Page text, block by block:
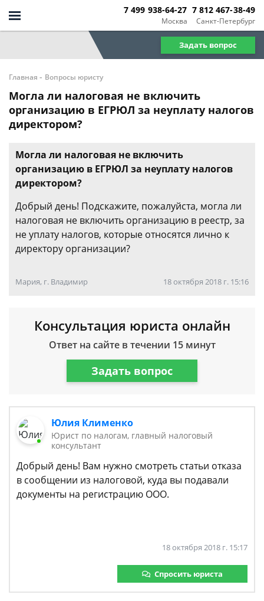
Москва
7 499 938-64-27
Санкт-Петербург
7 812 467-38-49
Задать вопрос
Главная - Вопросы юристу
Могла ли налоговая не включить
организацию в ЕГРЮЛ за неуплату налогов
директором?
Могла ли налоговая не включить
организацию в ЕГРЮЛ за неуплату налогов
директором?
Добрый день! Подскажите, пожалуйста, могла ли
налоговая не включить организацию в реестр, за
не уплату налогов, которые относятся лично к
директору организации?
Мария, г. Владимир 18 октября 2018 г. 15:16
Консультация юриста онлайн
Ответ на сайте в течении 15 минут
Задать вопрос
Юлия Клименко
Юрист по налогам, главный налоговый
консультант
Добрый день! Вам нужно смотреть статьи отказа
в сообщении из налоговой, куда вы подавали
документы на регистрацию ООО.
18 октября 2018 г. 15:17
Спросить юриста